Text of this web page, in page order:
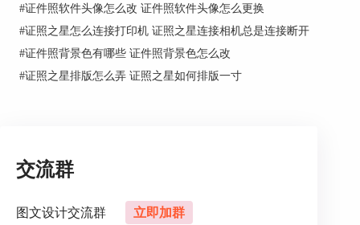
证照之星支持多种签证照规格，我们可以在系统设
置中的规格设置选择相应的签证类型，比如我们想
办一个英国签证，在规格设置处可以选择欧洲签
证，选择好规格之后挑选一张合适的照片导入到证
#证件照软件头像怎么改 证件照软件头像怎么更换
#证照之星怎么连接打印机 证照之星连接相机总是连接断开
#证件照背景色有哪些 证件照背景色怎么改
#证照之星排版怎么弄 证照之星如何排版一寸
交流群
图文设计交流群 立即加群